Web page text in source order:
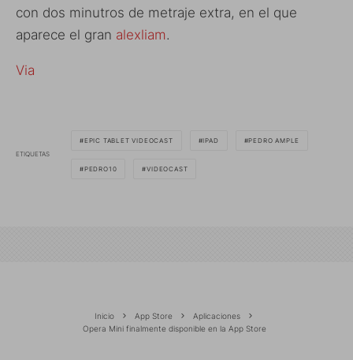
con dos minutros de metraje extra, en el que
aparece el gran alexliam.
Via
ETIQUETAS
EPIC TABLET VIDEOCAST IPAD PEDRO AMPLE
PEDRO10 VIDEOCAST
Inicio App Store
Aplicaciones
Opera Mini finalmente disponible en la App Store